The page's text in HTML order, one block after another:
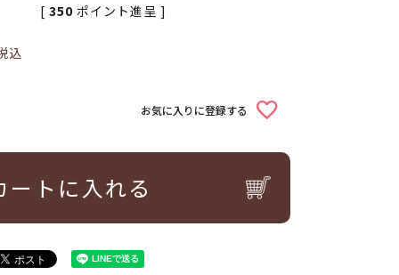
込
[ 350 ポイント進呈 ]
お気に入りに登録する
ートに入れる